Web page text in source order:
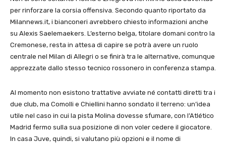
per rinforzare la corsia offensiva. Secondo quanto riportato da
Milannews.it, i bianconeri avrebbero chiesto informazioni anche
su Alexis Saelemaekers. L’esterno belga, titolare domani contro la
Cremonese, resta in attesa di capire se potrà avere un ruolo
centrale nel Milan di Allegri o se finirà tra le alternative, comunque
apprezzate dallo stesso tecnico rossonero in conferenza stampa.
Al momento non esistono trattative avviate né contatti diretti tra i
due club, ma Comolli e Chiellini hanno sondato il terreno: un’idea
utile nel caso in cui la pista Molina dovesse sfumare, con l’Atlético
Madrid fermo sulla sua posizione di non voler cedere il giocatore.
In casa Juve, quindi, si valutano più opzioni e il nome di